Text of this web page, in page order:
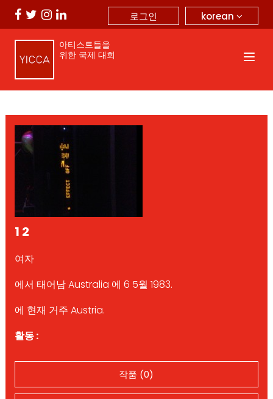
korean
로그인
아티스트들을
위한 국제 대회
1 2
여자
에서 태어남 Australia 에 6 5월 1983.
에 현재 거주 Austria.
활동 :
작품 (0)